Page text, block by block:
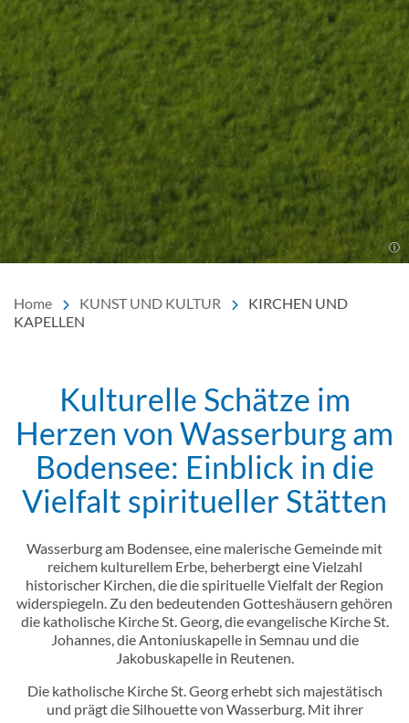
Home KUNST UND KULTUR
KIRCHEN UND
KAPELLEN
Einleitung
Kulturelle Schätze im
Herzen von Wasserburg am
Bodensee: Einblick in die
Vielfalt spiritueller Stätten
Inhalt
Wasserburg am Bodensee, eine malerische Gemeinde mit
reichem kulturellem Erbe, beherbergt eine Vielzahl
historischer Kirchen, die die spirituelle Vielfalt der Region
widerspiegeln. Zu den bedeutenden Gotteshäusern gehören
die katholische Kirche St. Georg, die evangelische Kirche St.
Johannes, die Antoniuskapelle in Semnau und die
Jakobuskapelle in Reutenen.
Die katholische Kirche St. Georg erhebt sich majestätisch
und prägt die Silhouette von Wasserburg. Mit ihrer